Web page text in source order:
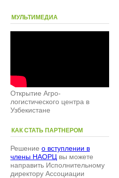
МУЛЬТИМЕДИА
Открытие Агро-
логистического центра в
Узбекистане
КАК СТАТЬ ПАРТНЕРОМ
Решение о вступлении в
члены НАОРЦ вы можете
направить Исполнительному
директору Ассоциации